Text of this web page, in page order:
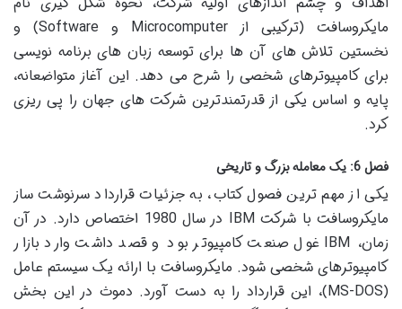
مایکروسافت (ترکیبی از Microcomputer و Software) و
نخستین تلاش های آن ها برای توسعه زبان های برنامه نویسی
برای کامپیوترهای شخصی را شرح می دهد. این آغاز متواضعانه،
پایه و اساس یکی از قدرتمندترین شرکت های جهان را پی ریزی
کرد.
فصل 6: یک معامله بزرگ و تاریخی
یکی از مهم ترین فصول کتاب، به جزئیات قرارداد سرنوشت ساز
مایکروسافت با شرکت IBM در سال 1980 اختصاص دارد. در آن
زمان، IBM غول صنعت کامپیوتر بود و قصد داشت وارد بازار
کامپیوترهای شخصی شود. مایکروسافت با ارائه یک سیستم عامل
(MS-DOS)، این قرارداد را به دست آورد. دموث در این بخش